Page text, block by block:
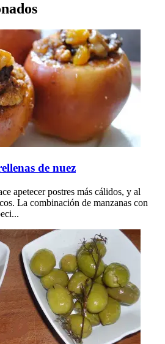
de nuez
apetecer postres más cálidos, y al
La combinación de manzanas con